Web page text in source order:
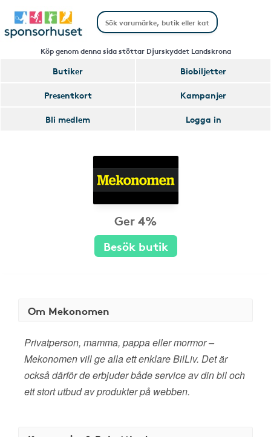
Köp genom denna sida stöttar Djurskyddet Landskrona
Butiker
Biobiljetter
Presentkort
Kampanjer
Bli medlem
Logga in
Ger 4%
Besök butik
Om Mekonomen
Privatperson, mamma, pappa eller mormor –
Mekonomen vill ge alla ett enklare BilLiv. Det är
också därför de erbjuder både service av din bil och
ett stort utbud av produkter på webben.